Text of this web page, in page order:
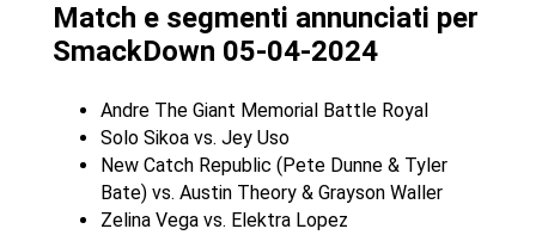
Match e segmenti annunciati per
SmackDown 05-04-2024
Andre The Giant Memorial Battle Royal
Solo Sikoa vs. Jey Uso
New Catch Republic (Pete Dunne & Tyler
Bate) vs. Austin Theory & Grayson Waller
Zelina Vega vs. Elektra Lopez